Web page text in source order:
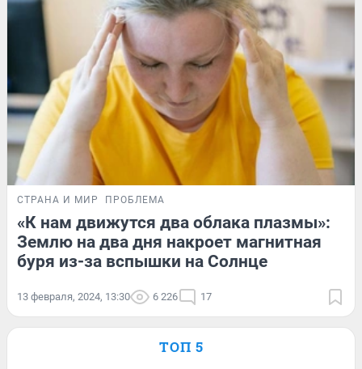
СТРАНА И МИР ПРОБЛЕМА
«К нам движутся два облака плазмы»:
Землю на два дня накроет магнитная
буря из-за вспышки на Солнце
13 февраля, 2024, 13:30 6 226 17
ТОП 5